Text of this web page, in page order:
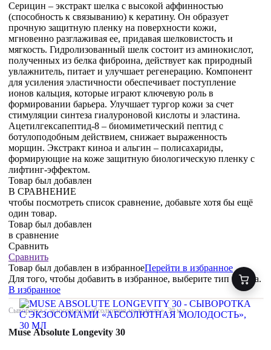
Серицин – экстракт шелка с высокой аффинностью
(способность к связыванию) к кератину. Он образует
прочную защитную пленку на поверхности кожи,
мгновенно разглаживая ее, придавая шелковистость и
мягкость. Гидролизованный шелк состоит из аминокислот,
полученных из белка фиброина, действует как природный
увлажнитель, питает и улучшает регенерацию. Компонент
для усиления эластичности обеспечивает поступление
ионов кальция, которые играют ключевую роль в
формировании барьера. Улучшает тургор кожи за счет
стимуляции синтеза гиалуроновой кислоты и эластина.
Ацетилгексапептид-8 – биомиметический пептид с
ботулоподобным действием, снижает выраженность
морщин. Экстракт киноа и альгин – полисахариды,
формирующие на коже защитную биологическую пленку с
лифтинг-эффектом.
Товар был добавлен
В СРАВНЕНИЕ
чтобы посмотреть список сравнение, добавьте хотя бы ещё
один товар.
Товар был добавлен
в сравнение
Сравнить
Сравнить
Товар был добавлен в избранноеПерейти в избранное
Для того, чтобы добавить в избранное, выберите тип товара.
В избранное
Сыворотка с экзосомами «абсолютная молодость», 30 мл
Muse Absolute Longevity 30